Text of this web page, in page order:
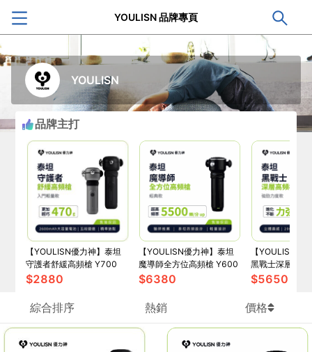
YOULISN 品牌專頁
YOULISN
品牌主打
【YOULISN優力神】泰坦
守護者舒緩高頻槍 Y700
$2880
【YOULISN優力神】泰坦
魔導師全方位高頻槍 Y600
$6380
【YOULISN優
黑戰士深層高
$5650
綜合排序 熱銷 價格